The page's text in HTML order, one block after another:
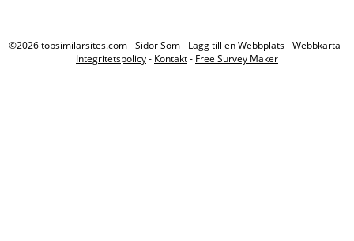
©2026 topsimilarsites.com -Sidor Som- Lägg till en Webbplats-Webbkarta -
Integritetspolicy- Kontakt- Free Survey Maker